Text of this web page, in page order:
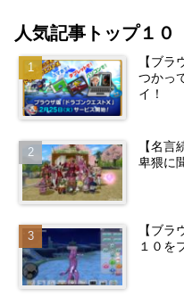
人気記事トップ１０
【ブ
つかっ
イ！
【名
卑猥に
【ブ
１０を